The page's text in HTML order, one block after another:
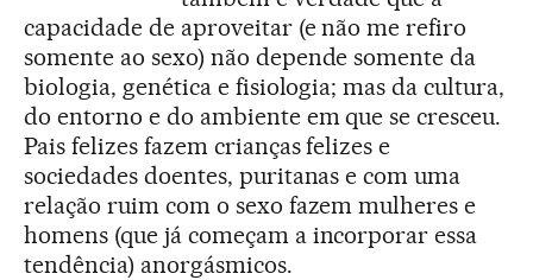
capacidade de aproveitar (e não me refiro
somente ao sexo) não depende somente da
biologia, genética e fisiologia; mas da cultura,
do entorno e do ambiente em que se cresceu.
Pais felizes fazem crianças felizes e
sociedades doentes, puritanas e com uma
relação ruim com o sexo fazem mulheres e
homens (que já começam a incorporar essa
tendência) anorgásmicos.